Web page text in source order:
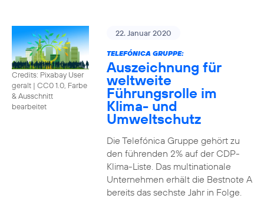
Credits: Pixabay User
geralt | CC0 1.0, Farbe
& Ausschnitt
bearbeitet
22. Januar 2020
TELEFÓNICA GRUPPE:
Auszeichnung für
weltweite
Führungsrolle im
Klima- und
Umweltschutz
Die Telefónica Gruppe gehört zu
den führenden 2% auf der CDP-
Klima-Liste. Das multinationale
Unternehmen erhält die Bestnote A
bereits das sechste Jahr in Folge.